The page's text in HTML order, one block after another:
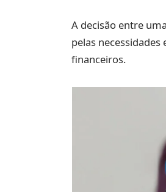
A decisão entre
pelas
financeiros.